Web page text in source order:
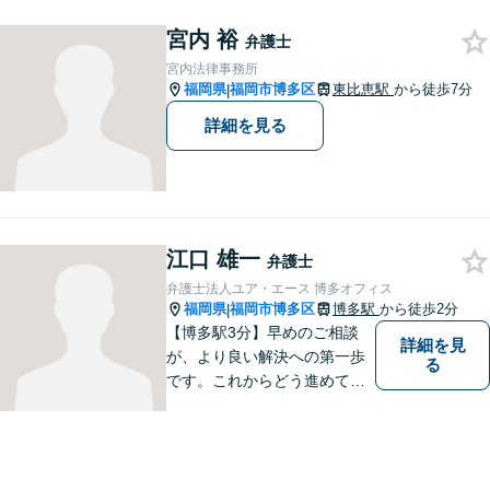
も、早めにお越しいただい
て、一緒に解決を目指しまし
ょう。
宮内 裕 弁護士
宮内法律事務所
福岡県|福岡市博多区 東比恵駅 から徒歩7分
詳細を見る
江口 雄一 弁護士
弁護士法人ユア・エース 博多オフィス
福岡県|福岡市博多区 博多駅 から徒歩2分
【博多駅3分】早めのご相談
が、より良い解決への第一歩
です。これからどう進めてい
詳細を見
る